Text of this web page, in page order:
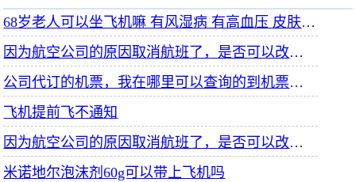
68岁老人可以坐飞机嘛 有风湿病 有高血压 皮肤过敏 有吃药带药
因为航空公司的原因取消航班了，是否可以改签到前一天的别的航空公司
公司代订的机票，我在哪里可以查询的到机票信息？
飞机提前飞不通知
因为航空公司的原因取消航班了，是否可以改签到前一天的别的航班公司
米诺地尔泡沫剂60g可以带上飞机吗